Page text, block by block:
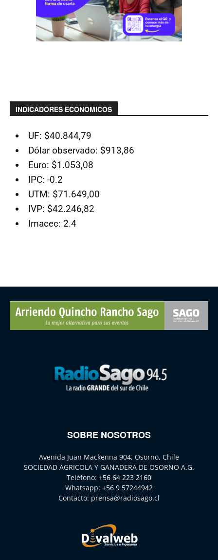
INDICADORES ECONOMICOS
UF: $40.844,79
Dólar observado: $913,86
Euro: $1.053,08
IPC: -0.2
UTM: $71.649,00
IVP: $42.246,82
Imacec: 2.4
SOBRE NOSOTROS
Avenida Juan Mackenna 904, Osorno, Chile
SOCIEDAD AGRICOLA Y GANADERA DE OSORNO A.G.
Teléfono: +56 64 223 2160
Whatsapp: +56 9 57244942
Contacto: prensa@radiosago.cl